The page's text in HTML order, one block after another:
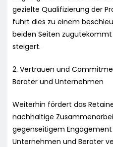
gezielte Qualifizierung der
führt dies zu einem
beiden Seiten zugutekommt
steigert.
2. Vertrauen und
Berater und Unternehmen
Weiterhin fördert das
nachhaltige
gegenseitigem Engagement
Unternehmen und Berater